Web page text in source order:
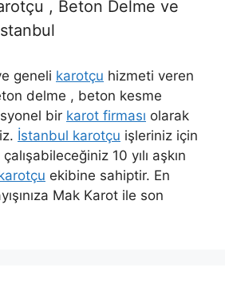
, Beton Delme ve
geneli karotçu hizmeti veren
delme , beton kesme
bir karot firması olarak
İstanbul karotçu işleriniz için
10 yılı aşkın
ekibine sahiptir. En
Mak Karot ile son